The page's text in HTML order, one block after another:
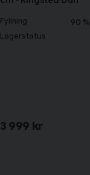
Fyllning 90
Lagerstatus
3 999 kr